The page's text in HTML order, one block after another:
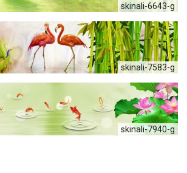
skinali-6643-g
skinali-7583-g
skinali-7940-g